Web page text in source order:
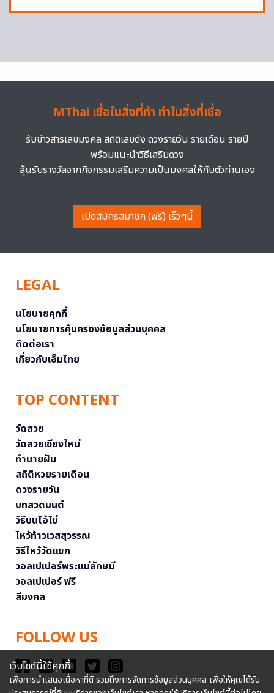
MThai เชื่อในสิ่งที่ทำ ทำในสิ่งที่เชื่อ
รับข่าวสารเลขมงคล สถิติเลขดัง ดวงรายวัน รายเดือน รายปี
พร้อมแนะนำวิธีเสริมดวง
ลุ้นรับรางวัลจากกิจกรรมเสริมความเป็นมงคลให้กับตัวท่านเอง
เปิดสมัครสมาชิก (ฟรี) เร็วๆนี้
LEGAL
นโยบายคุกกี้
นโยบายการคุ้มครองข้อมูลส่วนบุคคล
ติดต่อเรา
เกี่ยวกับเอ็มไทย
TOP CONTENT
วัดสวย
วัดสวยเชียงใหม่
ทำนายฝัน
สถิติหวยรายเดือน
ดวงรายวัน
บทสวดมนต์
วิธีบนไอ้ไข่
ไหว้ท้าวเวสสุวรรณ
วิธีไหว้วัดแขก
วอลเปเปอร์พระแม่ลักษมี
วอลเปเปอร์ ฟรี
สีมงคล
FOLLOW US
เว็บไซต์นี้ใช้คุกกี้
เพื่อการนำเสนอเนื้อหาที่ดี รวมถึงการจัดการข้อมูลส่วนบุคคล เพื่อให้คุณได้รับ